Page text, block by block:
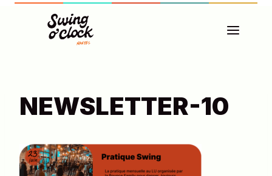
Aller
NEWSLETTER-10